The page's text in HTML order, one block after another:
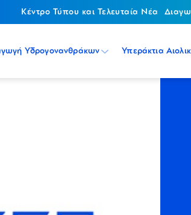
Κέντρο Τύπου και Τελευταία Νέα
Υδρογονανθράκων Υπεράκτια